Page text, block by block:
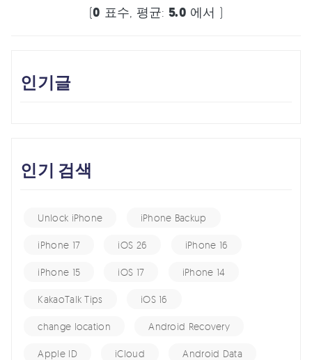
(0 표수, 평균: 5.0 에서 )
인기글
인기 검색
Unlock iPhone iPhone Backup
iPhone 17 iOS 26 iPhone 16
iPhone 15 iOS 17 iPhone 14
KakaoTalk Tips iOS 16
change location Android Recovery
Apple ID iCloud Android Data